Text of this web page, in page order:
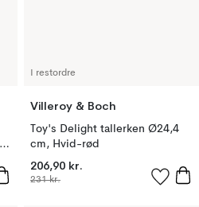
I restordre
Villeroy & Boch
Toy's Delight tallerken Ø24,4
cm, Hvid-rød
206,90 kr.
231 kr.